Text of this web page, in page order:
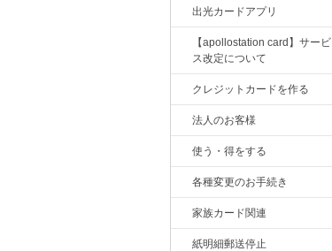
出光カードアプリ
【apollostation card】サービ
ス改定について
クレジットカードを作る
法人のお客様
使う・得をする
各種変更のお手続き
家族カード関連
紙明細郵送停止